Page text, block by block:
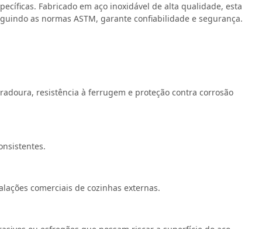
Fabricado em aço inoxidável de alta qualidade, esta
as normas ASTM, garante confiabilidade e segurança.
resistência à ferrugem e proteção contra corrosão
comerciais de cozinhas externas.